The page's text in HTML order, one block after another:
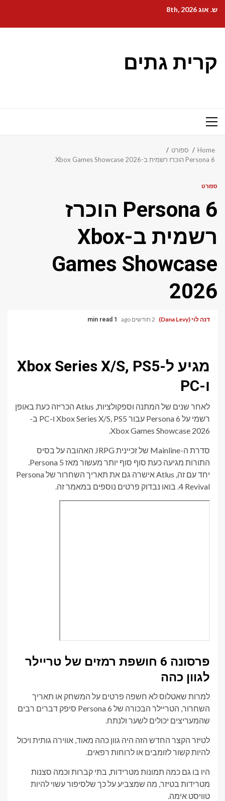
content
ש. אוג 8th, 2026
קרית גתים
Primary
Home
ספורט
Persona 6 הוכרז רשמית ב-Xbox Games Showcase 2026
ספורט
Persona 6 הוכרז
רשמית ב-Xbox
Games Showcase
2026
דנה לוי (Dana Levy) 2 חודשים ago 1 min read
מגיע ל-Xbox Series X/S, PS5
ו-PC
לאחר שנים של המתנה וספקולציות, Atlus הכריזה כעת באופן
רשמי על Persona 6 עבור Xbox Series X/S, PS5 ו-PC ב-
Xbox Games Showcase 2026.
סדרת ה-Mainline של זכיינית JRPG האהובה על בסיס
התורות מגיעה כעת סוף סוף יותר מעשור מאז Persona 5.
יחד עם זה, Atlus אישרה גם את תאריך השחרור של Persona
4 Revival. בואו נבדוק פרטים נוספים במאמר זה.
פרסונה 6 חושפת רמזים של טריילר
לגוון כהה
למרות שאטלוס לא חשפה פרטים על המשחק או תאריך
השחרור, הטריילר הבכורה של Persona 6 סיפק דברים רבים
שהמעריצים יכולים לשער ולנתח.
לטיזר הקצר החדש הזה היה גוון כהה מאוד, אווירה גותית ויכול
להיות קשור לזומבים או לרוחות רפאים.
היו בו גם כמה תמונות מטרידות, בתי קברות וכמה סצנות
מטרידות בטיזר, מה שמצביע על כך שלסיפור עשוי להיות
טוויסט אימה.